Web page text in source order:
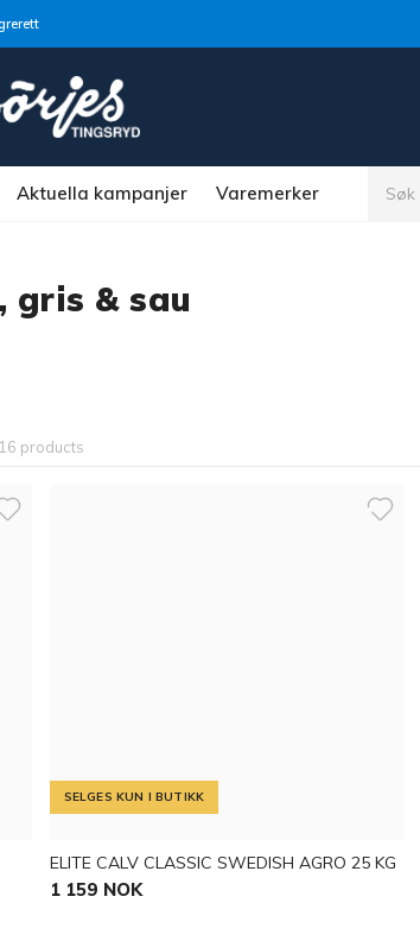
Aktuella kampanjer Varemerker
gris & sau
16 products
SELGES KUN I BUTIKK
ELITE CALV CLASSIC SWEDISH AGRO 25 KG
1 159 NOK